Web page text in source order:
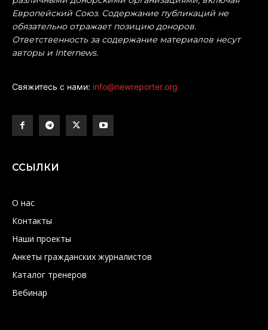
Европейский Союз. Содержание публикаций не
обязательно отражает позицию доноров.
Ответственность за содержание материалов несут
авторы и Internews.
Свяжитесь с нами: info@newreporter.org
ССЫЛКИ
О нас
Контакты
Наши проекты
Анкеты гражданских журналистов
Каталог тренеров
Вебинар